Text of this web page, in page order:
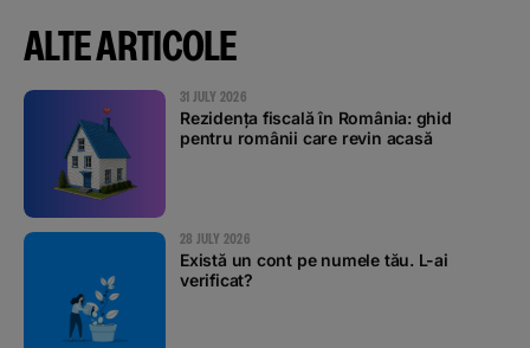
ALTE ARTICOLE
31 JULY 2026
Rezidența fiscală în România: ghid
pentru românii care revin acasă
28 JULY 2026
Există un cont pe numele tău. L-ai
verificat?